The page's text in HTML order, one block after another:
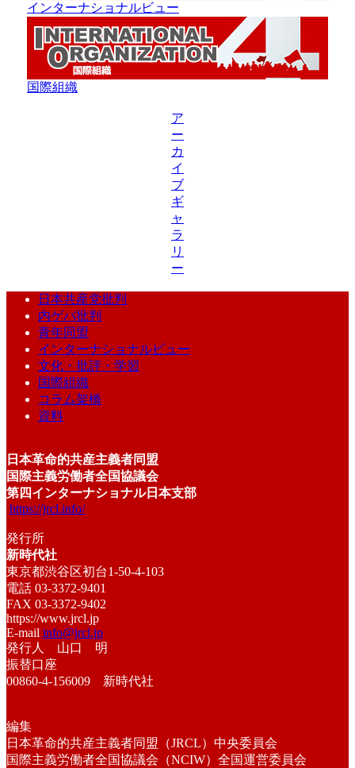
インターナショナルビュー
国際組織
ア
ー
カ
イ
ブ
ギ
ャ
ラ
リ
ー
日本共産党批判
内ゲバ批判
青年同盟
インターナショナルビュー
文化・批評・学習
国際組織
コラム架橋
資料
日本革命的共産主義者同盟
国際主義労働者全国協議会
第四インターナショナル日本支部
https://jrcl.info/
発行所
新時代社
東京都渋谷区初台1-50-4-103
電話 03-3372-9401
FAX 03-3372-9402
https://www.jrcl.jp
E-mail info@jrcl.jp
発行人 山口 明
振替口座
00860-4-156009 新時代社
編集
日本革命的共産主義者同盟（JRCL）中央委員会
国際主義労働者全国協議会（NCIW）全国運営委員会